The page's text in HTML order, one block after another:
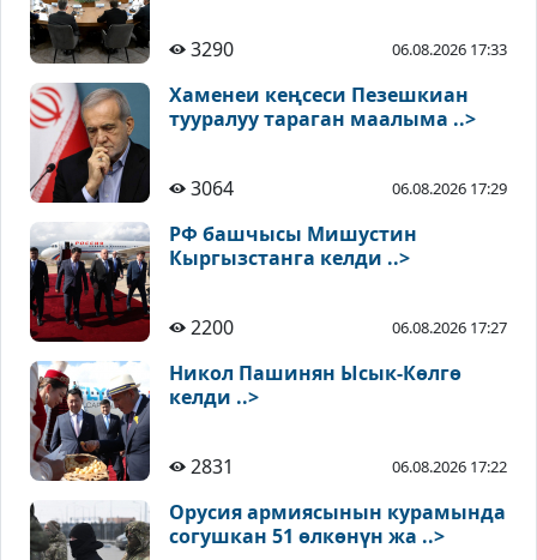
3290 06.08.2026 17:33
Хаменеи кеңсеси Пезешкиан
тууралуу тараган маалыма ..>
3064 06.08.2026 17:29
РФ башчысы Мишустин
Кыргызстанга келди ..>
2200 06.08.2026 17:27
Никол Пашинян Ысык-Көлгө
келди ..>
2831 06.08.2026 17:22
Орусия армиясынын курамында
согушкан 51 өлкөнүн жа ..>